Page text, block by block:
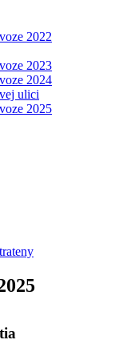
2022
2023
2024
ulici
2025